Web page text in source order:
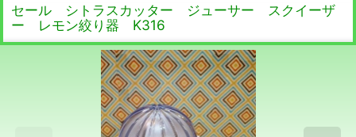
セール シトラスカッター ジューサー スクイーザ
ー レモン絞り器 K316